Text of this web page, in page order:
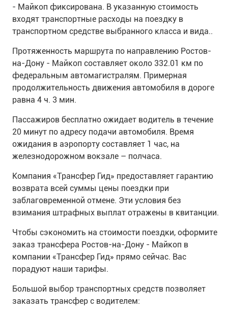
- Майкоп фиксирована. В указанную стоимость
входят транспортные расходы на поездку в
транспортном средстве выбранного класса и вида..
Протяженность маршрута по направлению Ростов-
на-Дону - Майкоп составляет около 332.01 км по
федеральным автомагистралям. Примерная
продолжительность движения автомобиля в дороге
равна 4 ч. 3 мин.
Пассажиров бесплатно ожидает водитель в течение
20 минут по адресу подачи автомобиля. Время
ожидания в аэропорту составляет 1 час, на
железнодорожном вокзале – полчаса.
Компания «Трансфер Гид» предоставляет гарантию
возврата всей суммы цены поездки при
заблаговременной отмене. Эти условия без
взимания штрафных выплат отражены в квитанции.
Чтобы сэкономить на стоимости поездки, оформите
заказ трансфера Ростов-на-Дону - Майкоп в
компании «Трансфер Гид» прямо сейчас. Вас
порадуют наши тарифы.
Большой выбор транспортных средств позволяет
заказать трансфер с водителем: